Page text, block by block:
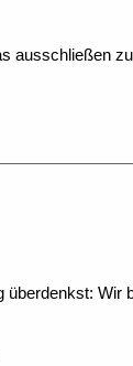
ausschließen